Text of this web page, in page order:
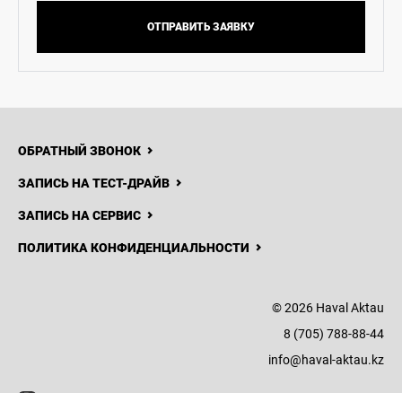
ОТПРАВИТЬ ЗАЯВКУ
ОБРАТНЫЙ ЗВОНОК
ЗАПИСЬ НА ТЕСТ-ДРАЙВ
ЗАПИСЬ НА СЕРВИС
ПОЛИТИКА КОНФИДЕНЦИАЛЬНОСТИ
© 2026 Haval Aktau
8 (705) 788-88-44
info@haval-aktau.kz